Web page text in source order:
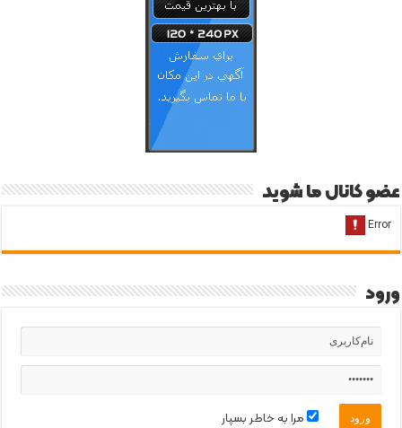
عضو کانال ما شوید
ورود
مرا به خاطر بسپار